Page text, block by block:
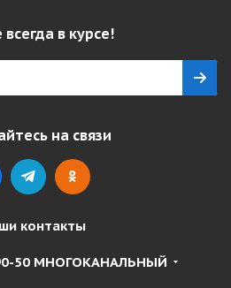
всегда в курсе!
на связи
контакты
50 МНОГОКАНАЛЬНЫЙ